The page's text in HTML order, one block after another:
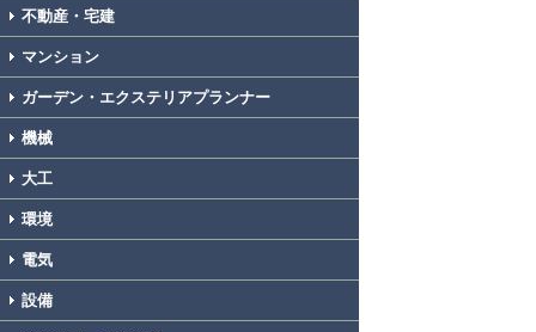
不動産・宅建
マンション
ガーデン・エクステリアプランナー
機械
大工
環境
電気
設備